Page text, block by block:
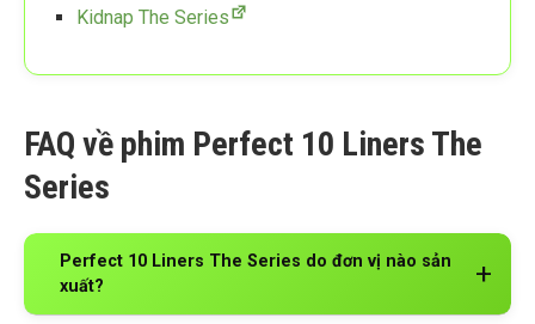
Kidnap The Series
FAQ về phim Perfect 10 Liners The
Series
Perfect 10 Liners The Series do đơn vị nào sản
xuất?